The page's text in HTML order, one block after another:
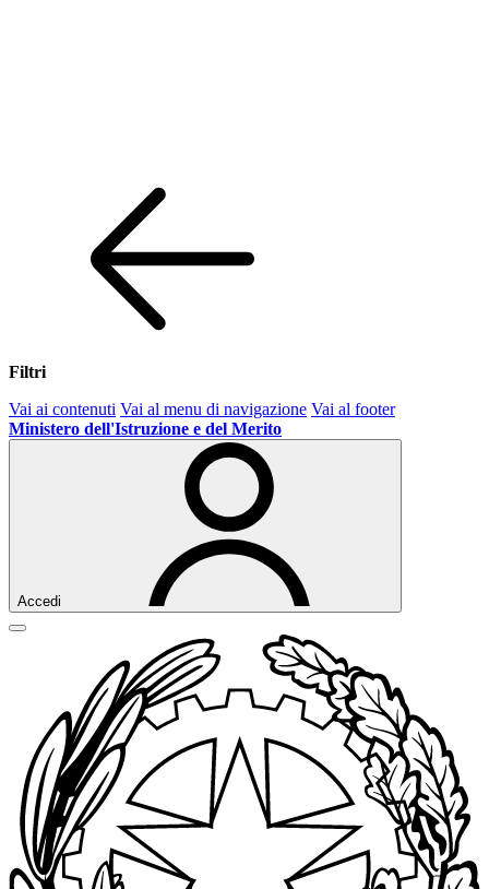
Filtri
Vai ai contenuti Vai al menu di navigazione Vai al footer
Ministero dell'Istruzione e del Merito
Accedi